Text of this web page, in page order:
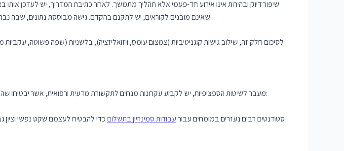
שיפור דיוק ובהירות אינו אירוע חד-פעמי אלא תהליך מתמשך. לאחר כתיבת המדריך, יש לעדכן
שאינם מובנים לקוראים, יש לתקנם בהקדם. גישה מבוססת נתונים, שבה נבחנות הפניות והשאלות מהמשתמשים, מסייעת בזיהוי נקודות תורפה והובלת תהליך שיפור מתמיד.
לסיכום חלק זה, שילוב גישות קוגניטיביות (צמצום עומס, ויזואליזציה), בלשניות (שפה פשוטה,
מעבר לשיטות הספציפיות, יש לקבוע עקרונות מנחים לתקשורת מדעית ורפואית, אשר יבטיחו שהמדריך לא רק ברור ומדויק טכנית, אלא גם מתקשר בצורה אחראית. להלן מספר עקרונות מפתח:
סטודנטים רבים נעזרים במומחים עבורעבודות סמינריון בתשלוםכדי להבטיח לעצמם שקט נפשי וציון